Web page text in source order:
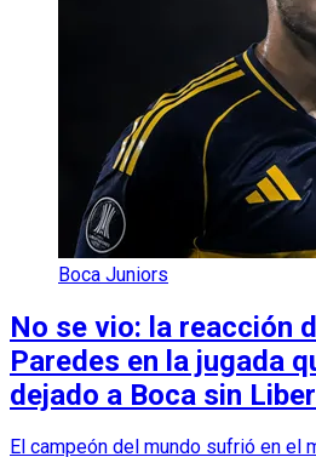
Boca Juniors
No se vio: la reacción
Paredes en la jugada
dejado a Boca sin
El campeón del mundo sufrió en el